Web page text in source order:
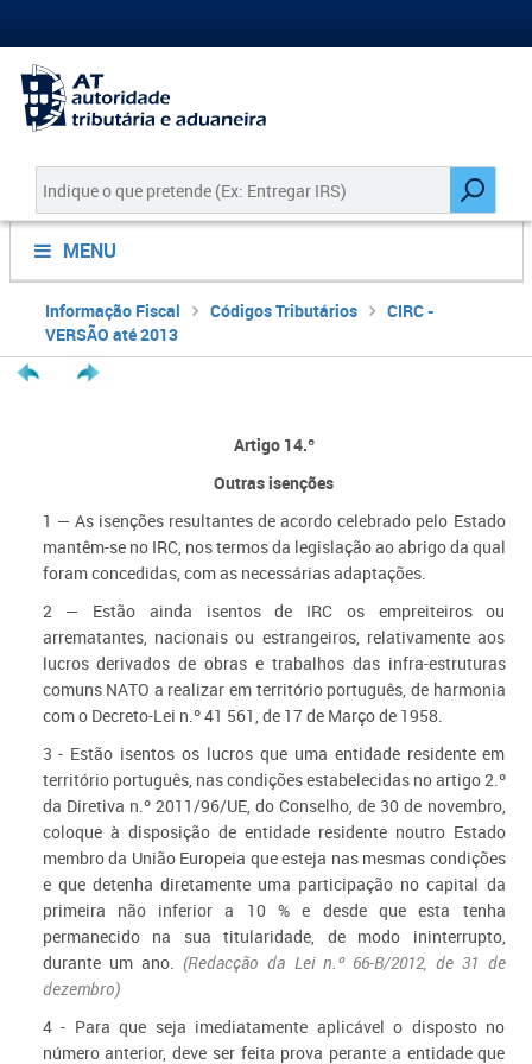
MENU
Informação Fiscal Códigos Tributários
CIRC -
VERSÃO até 2013
Artigo 14.º
Outras isenções
1 — As isenções resultantes de acordo celebrado pelo Estado
mantêm-se no IRC, nos termos da legislação ao abrigo da qual
foram concedidas, com as necessárias adaptações.
2 — Estão ainda isentos de IRC os empreiteiros ou
arrematantes, nacionais ou estrangeiros, relativamente aos
lucros derivados de obras e trabalhos das infra-estruturas
comuns NATO a realizar em território português, de harmonia
com o Decreto-Lei n.º 41 561, de 17 de Março de 1958.
3 - Estão isentos os lucros que uma entidade residente em
território português, nas condições estabelecidas no artigo 2.º
da Diretiva n.º 2011/96/UE, doConselho, de 30 de novembro,
coloque à disposição de entidade residente noutro Estado
membro da União Europeia que esteja nas mesmas condições
e que detenha diretamente uma participação no capital da
primeira não inferior a 10 % e desde que esta tenha
permanecido na sua titularidade, de modo ininterrupto,
durante um ano. (Redacção da Lei n.º 66-B/2012, de 31 de
dezembro)
4 - Para que seja imediatamente aplicável o disposto no
número anterior, deve ser feita prova perante a entidade que